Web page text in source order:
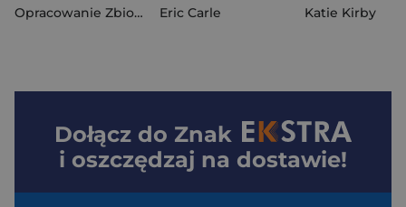
Opracowanie Zbiorowe
Eric Carle
Katie Kirby
Dołącz do Znak
i oszczędzaj na dostawie!